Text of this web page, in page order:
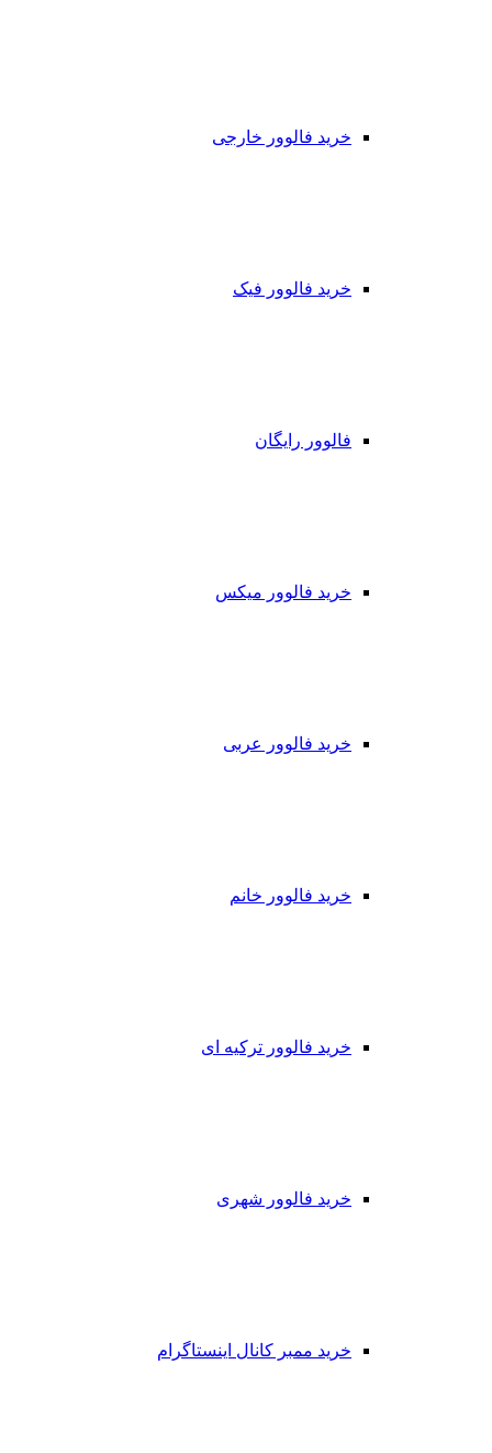
خرید فالوور خارجی
خرید فالوور فیک
فالوور رایگان
خرید فالوور میکس
خرید فالوور عربی
خرید فالوور خانم
خرید فالوور ترکیه ای
خرید فالوور شهری
خرید ممبر کانال اینستاگرام